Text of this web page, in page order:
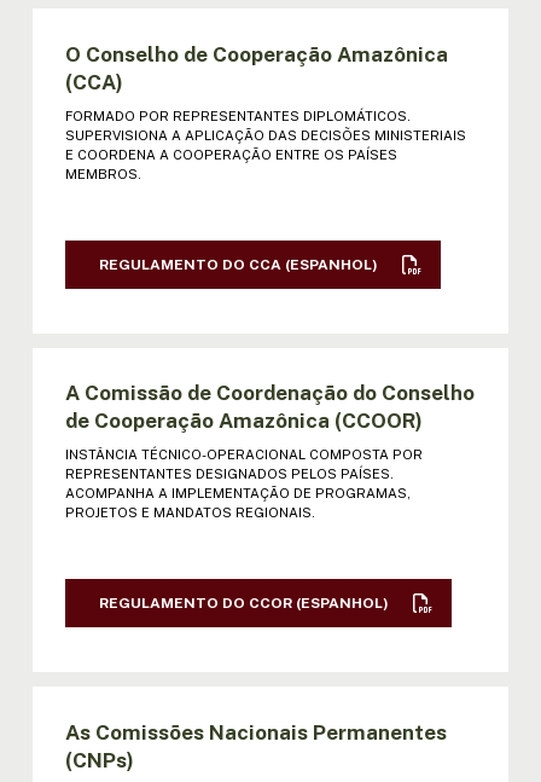
I REUNIÃO DE MINISTROS (ESPANHOL)
II REUNIÃO DE MINISTROS: ATA |
DECLARAÇÃO (ESPANHOL)
DECLARAÇÃO (ESPANHOL)
V REUNIÃO DE MINISTROS: ATA |
DECLARAÇÃO | RESOL. (ESPANHOL)
VI REUNIÃO DE MINISTROS: ATA |
DECLARAÇÃO | RESOL. (ESPANHOL)
DECLARAÇÃO | RESOL.(ESPANHOL)
DECL. | RESOL. (ESPANHOL)
O Conselho de Cooperação Amazônica
(CCA)
FORMADO POR REPRESENTANTES DIPLOMÁTICOS.
SUPERVISIONA A APLICAÇÃO DAS DECISÕES MINISTERIAIS
E COORDENA A COOPERAÇÃO ENTRE OS PAÍSES
MEMBROS.
REGULAMENTO DO CCA (ESPANHOL)
A Comissão de Coordenação do Conselho
de Cooperação Amazônica (CCOOR)
INSTÂNCIA TÉCNICO-OPERACIONAL COMPOSTA POR
REPRESENTANTES DESIGNADOS PELOS PAÍSES.
ACOMPANHA A IMPLEMENTAÇÃO DE PROGRAMAS,
PROJETOS E MANDATOS REGIONAIS.
REGULAMENTO DO CCOR (ESPANHOL)
As Comissões Nacionais Permanentes
(CNPs)